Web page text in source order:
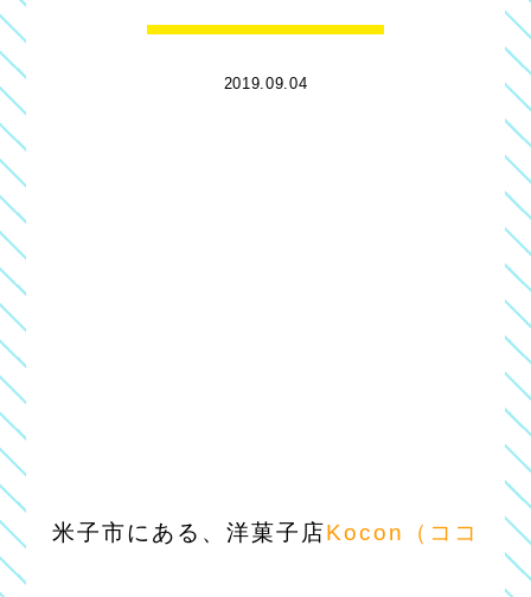
2019.09.04
米子市にある、洋菓子店Kocon（ココ